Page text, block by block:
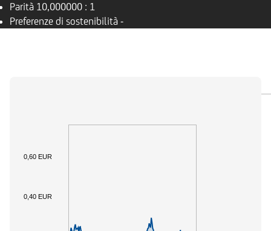
Parità 10,000000 : 1
Preferenze di sostenibilità -
0,40 EUR
0,60 EUR